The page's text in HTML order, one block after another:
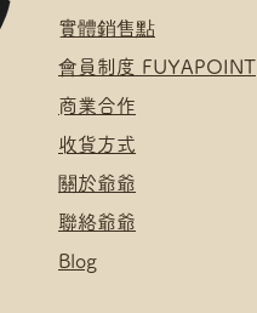
​實體銷售點
​會員制度 FUYAPOINT
​商業合作
​收貨方式
關於爺爺
聯絡爺爺
Blog